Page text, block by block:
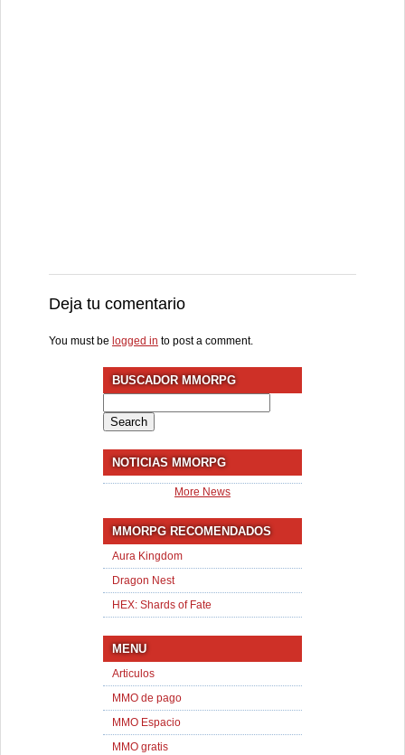
Deja tu comentario
You must be logged in to post a comment.
BUSCADOR MMORPG
for:
NOTICIAS MMORPG
More News
MMORPG RECOMENDADOS
Aura Kingdom
Dragon Nest
HEX: Shards of Fate
MENU
Articulos
MMO de pago
MMO Espacio
MMO gratis